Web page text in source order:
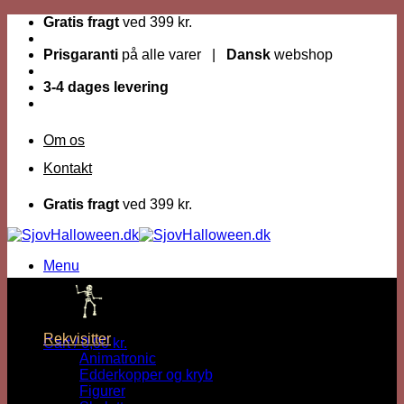
Fortsæt
indhold
Gratis fragt ved 399 kr.
Prisgaranti på alle varer | Dansk webshop
3-4 dages levering
Om os
Kontakt
Gratis fragt ved 399 kr.
Menu
Dage til Halloween :
Cart /0,00 kr.
Rekvisitter
Animatronic
Edderkopper og kryb
Figurer